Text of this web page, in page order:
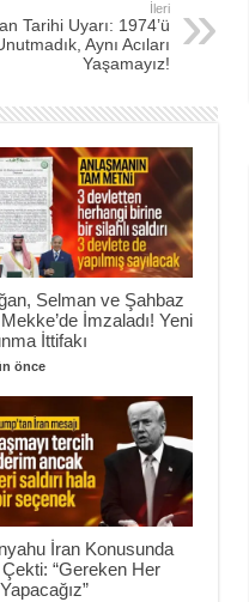
İleri
Tarihi Uyarı: 1974’ü
Aynı Acıları
Yaşamayız!
Selman ve Şahbaz
İmzaladı! Yeni
İttifakı
önce
İran Konusunda
“Gereken Her